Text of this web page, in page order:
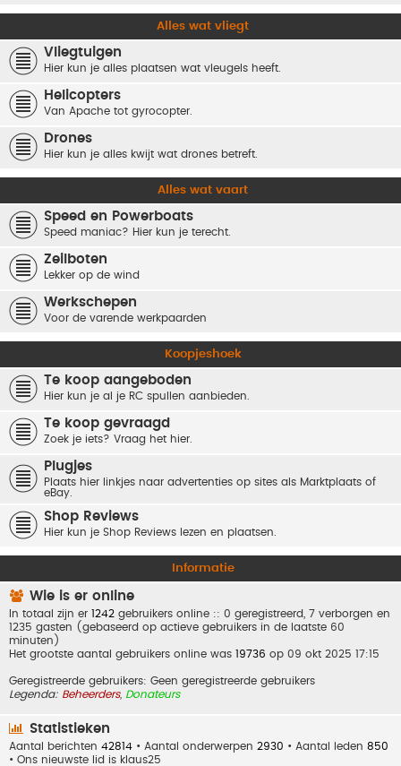
Alles wat vliegt
Vliegtuigen
Hier kun je alles plaatsen wat vleugels heeft.
Helicopters
Van Apache tot gyrocopter.
Drones
Hier kun je alles kwijt wat drones betreft.
Alles wat vaart
Speed en Powerboats
Speed maniac? Hier kun je terecht.
Zeilboten
Lekker op de wind
Werkschepen
Voor de varende werkpaarden
Koopjeshoek
Te koop aangeboden
Hier kun je al je RC spullen aanbieden.
Te koop gevraagd
Zoek je iets? Vraag het hier.
Plugjes
Plaats hier linkjes naar advertenties op sites als Marktplaats of
eBay.
Shop Reviews
Hier kun je Shop Reviews lezen en plaatsen.
Informatie
Wie is er online
In totaal zijn er 1242 gebruikers online :: 0 geregistreerd, 7 verborgen en
1235 gasten (gebaseerd op actieve gebruikers in de laatste 60
minuten)
Het grootste aantal gebruikers online was 19736 op 09 okt 2025 17:15
Geregistreerde gebruikers: Geen geregistreerde gebruikers
Legenda: Beheerders, Donateurs
Statistieken
Aantal berichten 42814 • Aantal onderwerpen 2930 • Aantal leden 850
• Ons nieuwste lid is klaus25